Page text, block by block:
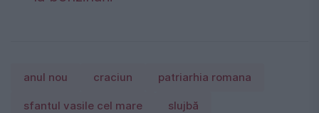
anul nou craciun patriarhia romana
sfantul vasile cel mare slujbă